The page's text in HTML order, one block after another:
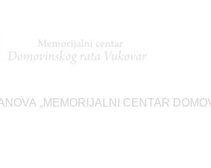
„MEMORIJALNI CENTAR